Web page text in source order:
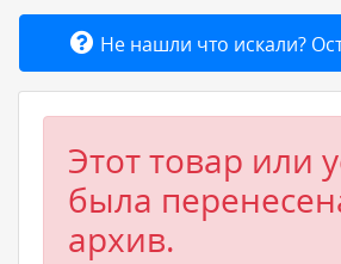
Товары и услуги
Добавить товар или
Не нашли что искали?
Этот товар или
была
архив.